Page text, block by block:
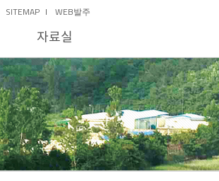
SITEMAP WEB발주
자료실